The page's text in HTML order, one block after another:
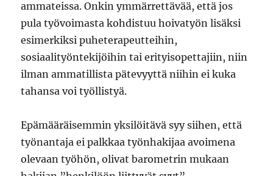
ammateissa. Onkin ymmärrettävää, että jos
pula työvoimasta kohdistuu hoivatyön lisäksi
esimerkiksi puheterapeutteihin,
sosiaalityöntekijöihin tai erityisopettajiin, niin
ilman ammatillista pätevyyttä niihin ei kuka
tahansa voi työllistyä.
Epämääräisemmin yksilöitävä syy siihen, että
työnantaja ei palkkaa työnhakijaa avoimena
olevaan työhön, olivat barometrin mukaan